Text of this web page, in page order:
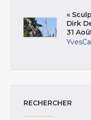
«
Dirk
31
RECHERCHER